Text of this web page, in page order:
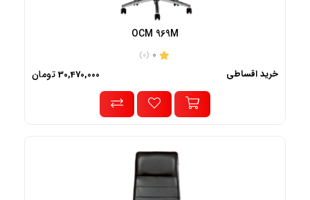
OCM 969M
(0)
خرید اقساطی 30,470,000تومان